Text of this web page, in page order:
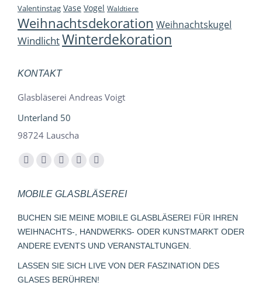
Valentinstag Vase Vogel Waldtiere
Weihnachtsdekoration Weihnachtskugel
WindlichtWinterdekoration
KONTAKT
Glasbläserei Andreas Voigt
Unterland 50
98724 Lauscha
Finden Sie uns auf:
Facebook
opens
in
new
window
YouTube
opens
in
new
window
Instagram
opens
in
new
window
E-
page
opens
in
new
Whatsapp
opens
in
new
window
MOBILE GLASBLÄSEREI
BUCHEN SIE MEINE MOBILE GLASBLÄSEREI FÜR IHREN
WEIHNACHTS-, HANDWERKS- ODER KUNSTMARKT ODER
ANDERE EVENTS UND VERANSTALTUNGEN.
LASSEN SIE SICH LIVE VON DER FASZINATION DES
GLASES BERÜHREN!